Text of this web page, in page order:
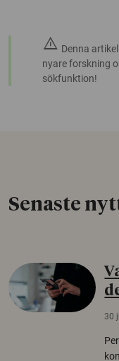
warning Denna
nyare forskning
sökfunktion!
Senaste
30